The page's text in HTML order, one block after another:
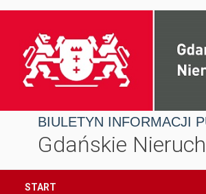
BIULETYN INFORMACJI
Gdańskie
START